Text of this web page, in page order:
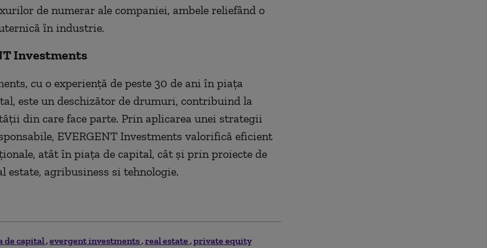
de numerar ale companiei, ambele reliefând o
în industrie.
Investments
cu o experienţă de peste 30 de ani în piaţa
este un deschizător de drumuri, contribuind la
din care face parte. Prin aplicarea unei strategii
EVERGENT Investments valorifică eficient
atât în piaţa de capital, cât şi prin proiecte de
estate, agribusiness si tehnologie.
de capital evergent investments real estate private equity